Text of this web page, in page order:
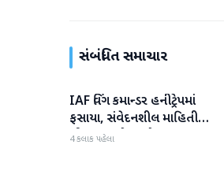
સંબંધિત સમાચાર
રાષ્ટ્રીય
IAF વિંગ કમાન્ડર હનીટ્રેપમાં
ફસાયા, સંવેદનશીલ માહિતી
લીક કરવાનો આરોપ
4 કલાક પહેલા